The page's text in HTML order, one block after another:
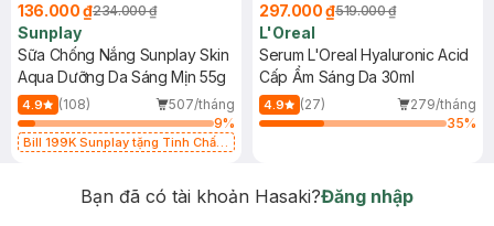
136.000 ₫234.000 ₫
Sunplay
Sữa Chống Nắng Sunplay Skin
Aqua Dưỡng Da Sáng Mịn 55g
4.9 (108)
507/tháng
9%
Bill 199K Sunplay tặng Tinh Chất
297.000 ₫519.000 ₫
L'Oreal
Serum L'Oreal Hyaluronic Acid
Cấp Ẩm Sáng Da 30ml
4.9 (27)
279/tháng
35%
Bạn đã có tài khoản Hasaki?Đăng nhập